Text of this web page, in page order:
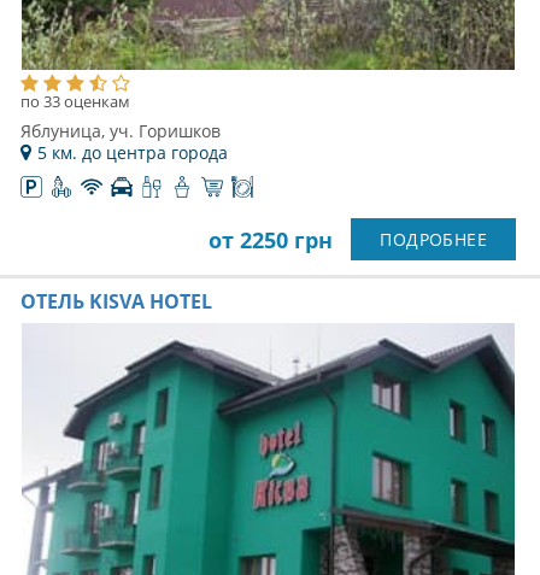
по 33 оценкам
Яблуница, уч. Горишков
5 км. до центра города
от 2250 грн ПОДРОБНЕЕ
ОТЕЛЬ KISVA HOTEL